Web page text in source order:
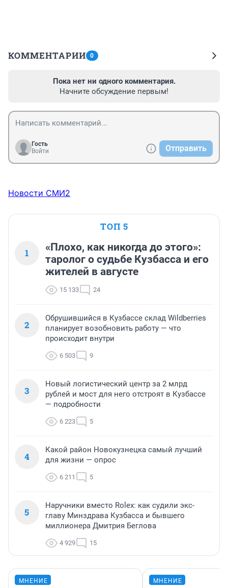
КОММЕНТАРИИ 0
Пока нет ни одного комментария.
Начните обсуждение первым!
Гость
Войти
Отправить
Новости СМИ2
ТОП 5
1
«Плохо, как никогда до этого»:
таролог о судьбе Кузбасса и его
жителей в августе
15 133 24
2
Обрушившийся в Кузбассе склад Wildberries
планирует возобновить работу — что
происходит внутри
6 503 9
3
Новый логистический центр за 2 млрд
рублей и мост для него отстроят в Кузбассе
— подробности
6 223 5
4
Какой район Новокузнецка самый лучший
для жизни — опрос
6 211 5
5
Наручники вместо Rolex: как судили экс-
главу Минздрава Кузбасса и бывшего
миллионера Дмитрия Беглова
4 929 15
МНЕНИЕ МНЕНИЕ